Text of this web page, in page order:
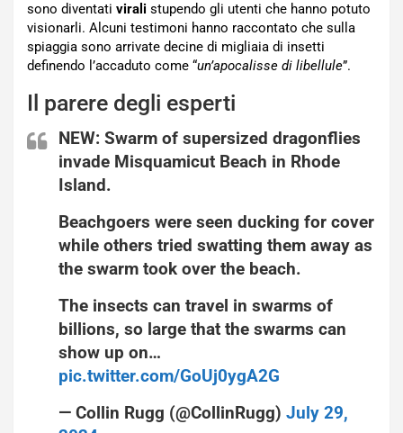
sono diventati virali stupendo gli utenti che hanno potuto
visionarli. Alcuni testimoni hanno raccontato che sulla
spiaggia sono arrivate decine di migliaia di insetti
definendo l’accaduto come “un’apocalisse di libellule”.
Il parere degli esperti
NEW: Swarm of supersized dragonflies
invade Misquamicut Beach in Rhode
Island.
Beachgoers were seen ducking for cover
while others tried swatting them away as
the swarm took over the beach.
The insects can travel in swarms of
billions, so large that the swarms can
show up on…
pic.twitter.com/GoUj0ygA2G
— Collin Rugg (@CollinRugg) July 29,